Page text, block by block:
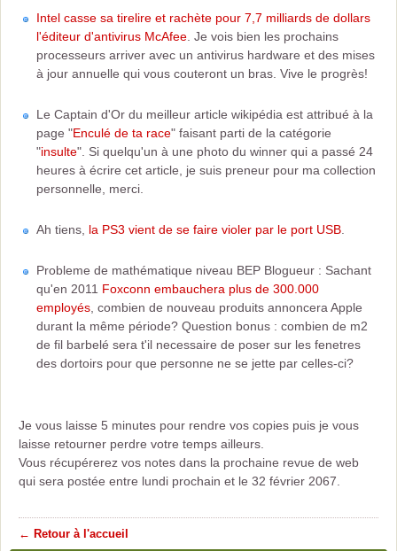
Intel casse sa tirelire et rachète pour 7,7 milliards de dollars
l'éditeur d'antivirus McAfee . Je vois bien les prochains
processeurs arriver avec un antivirus hardware et des mises
à jour annuelle qui vous couteront un bras. Vive le progrès!
Le Captain d'Or du meilleur article wikipédia est attribué à la
page "Enculé de ta race" faisant parti de la catégorie
"insulte". Si quelqu'un à une photo du winner qui a passé 24
heures à écrire cet article, je suis preneur pour ma collection
personnelle, merci.
Ah tiens, la PS3 vient de se faire violer par le port USB
Probleme de mathématique niveau BEP Blogueur : Sachant
qu'en 2011 Foxconn embauchera plus de 300.000
employés , combien de nouveau produits annoncera Apple
durant la même période? Question bonus : combien de m2
de fil barbelé sera t'il necessaire de poser sur les fenetres
des dortoirs pour que personne ne se jette par celles-ci?
Je vous laisse 5 minutes pour rendre vos copies puis je vous
laisse retourner perdre votre temps ailleurs.
Vous récupérerez vos notes dans la prochaine revue de web
qui sera postée entre lundi prochain et le 32 février 2067.
← Retour à l'accueil